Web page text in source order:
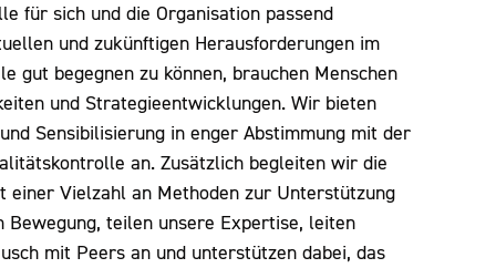
für sich und die Organisation passend
und zukünftigen Herausforderungen im
gut begegnen zu können, brauchen Menschen
und Strategieentwicklungen. Wir bieten
Sensibilisierung in enger Abstimmung mit der
an. Zusätzlich begleiten wir die
einer Vielzahl an Methoden zur Unterstützung
teilen unsere Expertise, leiten
mit Peers an und unterstützen dabei, das